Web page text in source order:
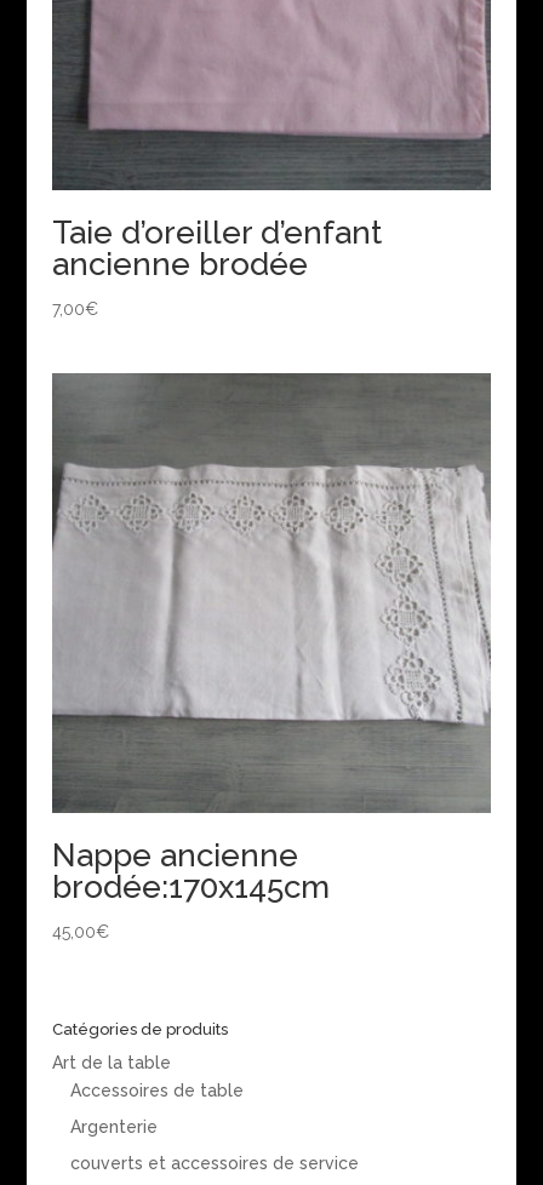
Taie d’oreiller d’enfant
ancienne brodée
7,00€
Nappe ancienne
brodée:170x145cm
45,00€
Catégories de produits
Art de la table
Accessoires de table
Argenterie
couverts et accessoires de service